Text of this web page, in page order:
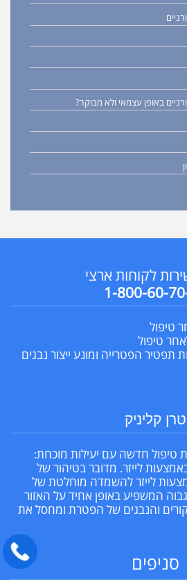
באופן עצמאי ולא מבוקר?
לקוחות ארצי
1-800-60-
טיפול
טיפול
תפטיר הפטרייה ומונע ייצור נבגים
טרן קליניק
טיפול חדשה עם יעילות מוכחת:
לייזר. מדובר בטיהור של
לייזר להשמדה מוחלטת של
המשפיע באופן אחיד על האזור
והנבגים של הפטרת ומחסל את
סניפים